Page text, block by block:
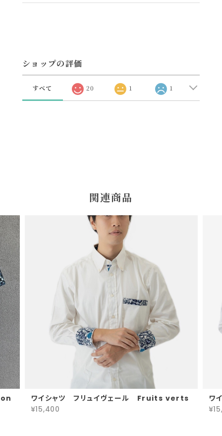
ショップの評価
すべて 20 1 1
関連商品
ワイシャツ フリュイヴェール Fruits verts
¥15,400
ワ